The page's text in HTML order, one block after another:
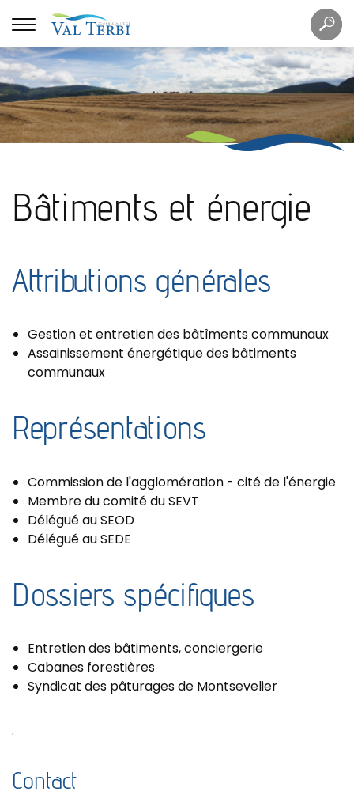
Mots
clés
Bâtiments et énergie
Attributions générales
Gestion et entretien des bâtîments communaux
Assainissement énergétique des bâtiments
communaux
Représentations
Commission de l'agglomération - cité de l'énergie
Membre du comité du SEVT
Délégué au SEOD
Délégué au SEDE
Dossiers spécifiques
Entretien des bâtiments, conciergerie
Cabanes forestières
Syndicat des pâturages de Montsevelier
.
Contact